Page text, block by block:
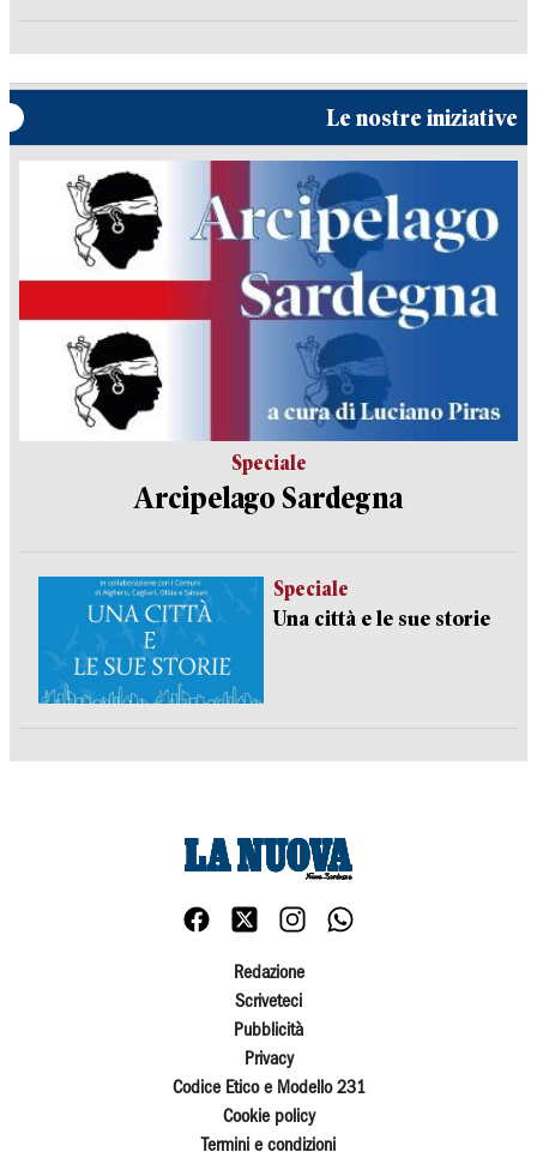
Le nostre iniziative
Speciale
Arcipelago Sardegna
Speciale
Una città e le sue storie
Redazione
Scriveteci
Pubblicità
Privacy
Codice Etico e Modello 231
Cookie policy
Termini e condizioni